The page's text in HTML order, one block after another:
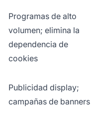
Programas de alto
volumen; elimina la
dependencia de
cookies
Publicidad display;
campañas de banners